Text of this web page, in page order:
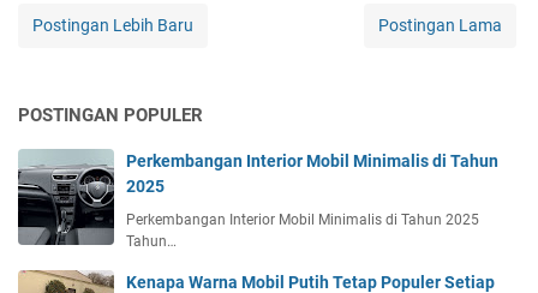
Postingan Lebih Baru Postingan Lama
POSTINGAN POPULER
Perkembangan Interior Mobil Minimalis di Tahun
2025
Perkembangan Interior Mobil Minimalis di Tahun 2025
Tahun…
Kenapa Warna Mobil Putih Tetap Populer Setiap